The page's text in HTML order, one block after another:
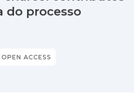
do processo
OPEN ACCESS